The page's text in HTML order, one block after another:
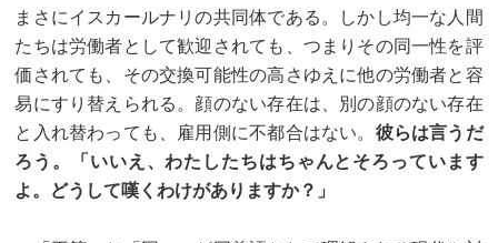
まさにイスカールナリの共同体である。しかし均一な人間
たちは労働者として歓迎されても、つまりその同一性を評
価されても、その交換可能性の高さゆえに他の労働者と容
易にすり替えられる。顔のない存在は、別の顔のない存在
と入れ替わっても、雇用側に不都合はない。 彼らは言うだ
ろう。「いいえ、わたしたちはちゃんとそろっています
よ。どうして嘆くわけがありますか？」